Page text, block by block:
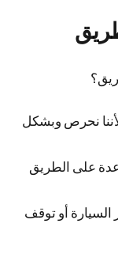
نحرص وبشكل
على الطريق
أو توقف